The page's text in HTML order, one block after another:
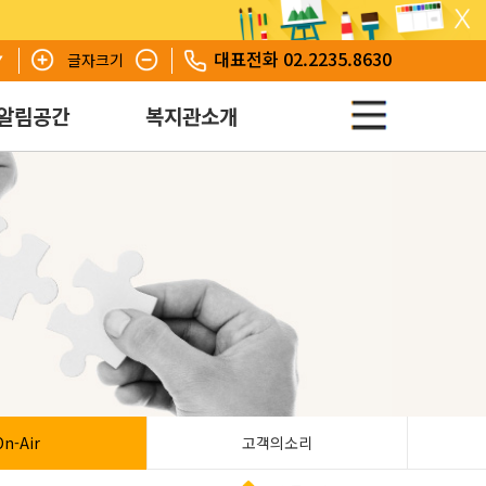
글자크기 대표전화 02.2235.8630
림공간 복지관소개
Air 고객의소리